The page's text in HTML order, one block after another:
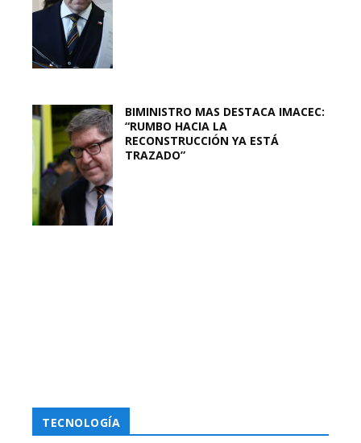
BIMINISTRO MAS DESTACA IMACEC:
“RUMBO HACIA LA
RECONSTRUCCIÓN YA ESTÁ
TRAZADO”
TECNOLOGÍA